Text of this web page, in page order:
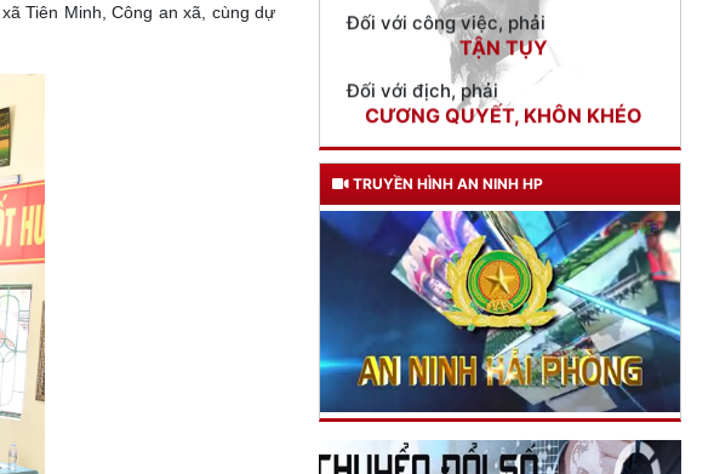
Tiên Minh, Công an xã, cùng dự
Trích thư Chủ tịch Hồ Chí Minh
gửi Công an Khu XII,
ngày 11 tháng 3 năm 1948.
TRUYỀN HÌNH AN NINH HP